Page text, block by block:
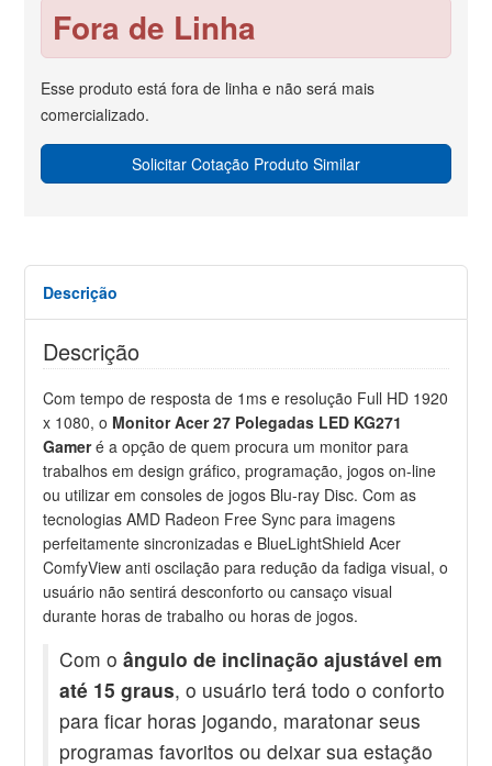
Fora de Linha
Esse produto está fora de linha e não será mais
comercializado.
Solicitar Cotação Produto Similar
Descrição
Descrição
Com tempo de resposta de 1ms e resolução Full HD 1920
x 1080, o Monitor Acer 27 Polegadas LED KG271
Gameré a opção de quem procura um monitor para
trabalhos em design gráfico, programação, jogos on-line
ou utilizar em consoles de jogos Blu-ray Disc. Com as
tecnologias AMD Radeon Free Sync para imagens
perfeitamente sincronizadas e BlueLightShield Acer
ComfyView anti oscilação para redução da fadiga visual, o
usuário não sentirá desconforto ou cansaço visual
durante horas de trabalho ou horas de jogos.
Com o ângulo de inclinação ajustável em
até 15 graus, o usuário terá todo o conforto
para ficar horas jogando, maratonar seus
programas favoritos ou deixar sua estação